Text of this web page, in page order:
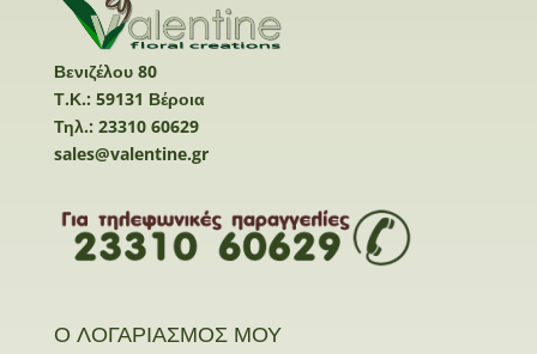
Βενιζέλου 80
Τ.Κ.: 59131 Βέροια
Τηλ.: 23310 60629
sales@valentine.gr
Ο ΛΟΓΑΡΙΑΣΜΟΣ ΜΟΥ